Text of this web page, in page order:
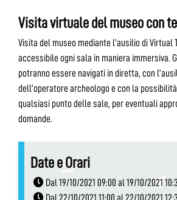
Visita virtuale del museo con
Visita del museo mediante l’ausilio di Virtual
accessibile ogni sala in maniera immersiva.
potranno essere navigati in diretta, con
dell’operatore archeologo e con la
qualsiasi punto delle sale, per eventuali
domande.
Date e Orari
Dal 19/10/2021 09:00 al 19/10/2021